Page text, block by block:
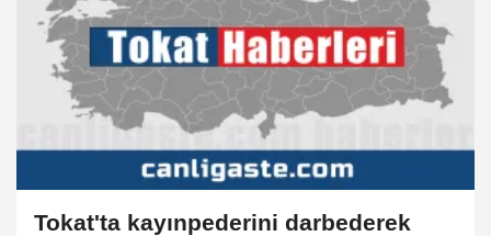
Tokat'ta kayınpederini darbederek